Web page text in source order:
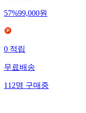
57%99,000원
0 적립
무료배송
112명 구매중